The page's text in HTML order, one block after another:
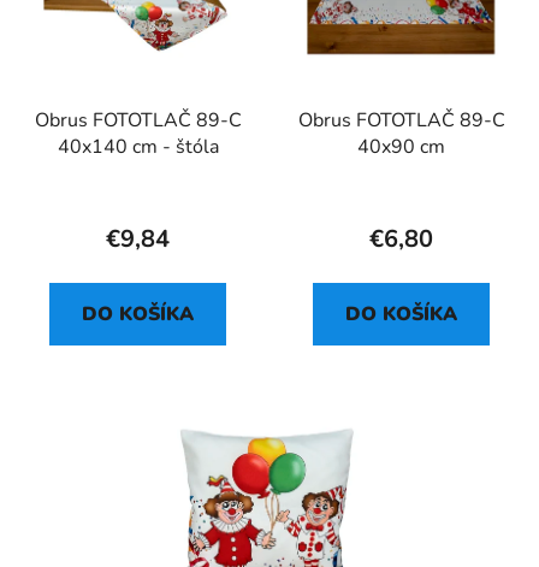
Obrus FOTOTLAČ 89-C
40x140 cm - štóla
€9,84
DO KOŠÍKA
Obrus FOTOTLAČ 89-C
40x90 cm
€6,80
DO KOŠÍKA